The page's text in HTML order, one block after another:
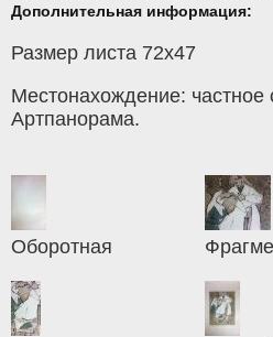
Дополнительная информация:
Размер листа 72х47
Местонахождение: частное
Артпанорама.
Оборотная